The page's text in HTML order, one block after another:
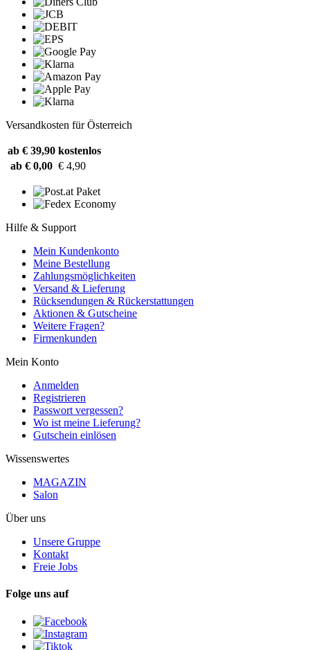
Versandkosten für Österreich
ab € 39,90 kostenlos
ab € 0,00 € 4,90
Hilfe & Support
Mein Kundenkonto
Meine Bestellung
Zahlungsmöglichkeiten
Versand & Lieferung
Rücksendungen & Rückerstattungen
Aktionen & Gutscheine
Weitere Fragen?
Firmenkunden
Mein Konto
Anmelden
Registrieren
Passwort vergessen?
Wo ist meine Lieferung?
Gutschein einlösen
Wissenswertes
MAGAZIN
Salon
Über uns
Unsere Gruppe
Kontakt
Freie Jobs
Folge uns auf